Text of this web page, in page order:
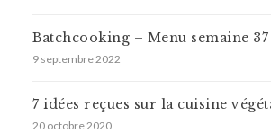
Batchcooking – Menu semaine 37
9 septembre 2022
7 idées reçues sur la cuisine
20 octobre 2020